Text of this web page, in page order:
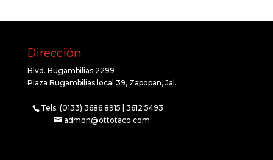
Dirección
Blvd. Bugambilias 2299
Plaza Bugambilias local 39, Zapopan, Jal.
Tels. (0133) 3686 8915 | 3612 5493
admon@ottotaco.com